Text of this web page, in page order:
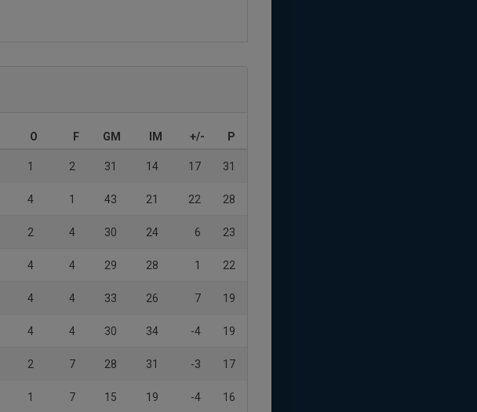
O F GM IM +/- P
1 2 31 14 17 31
4 1 43 21 22 28
2 4 30 24 6 23
4 4 29 28 1 22
4 4 33 26 7 19
4 4 30 34 -4 19
2 7 28 31 -3 17
1 7 15 19 -4 16